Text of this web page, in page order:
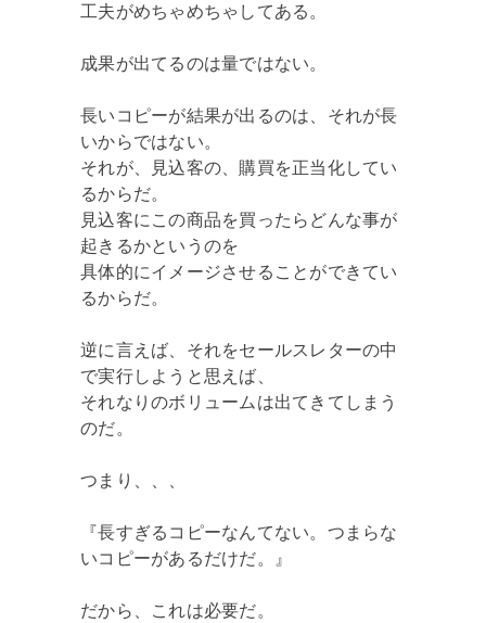
工夫がめちゃめちゃしてある。
成果が出てるのは量ではない。
長いコピーが結果が出るのは、それが長
いからではない。
それが、見込客の、購買を正当化してい
るからだ。
見込客にこの商品を買ったらどんな事が
起きるかというのを
具体的にイメージさせることができてい
るからだ。
逆に言えば、それをセールスレターの中
で実行しようと思えば、
それなりのボリュームは出てきてしまう
のだ。
つまり、、、
『長すぎるコピーなんてない。つまらな
いコピーがあるだけだ。』
だから、これは必要だ。